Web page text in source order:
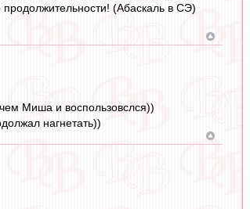
(Абаскаль в СЭ)
Миша и воспользовслся))
нагнетать))